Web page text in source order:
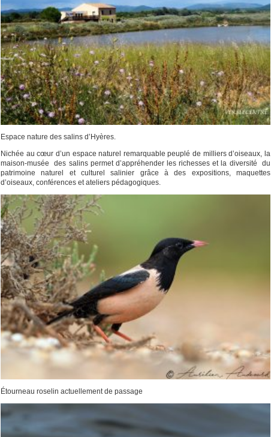
Espace nature des salins d’Hyères.
Nichée au cœur d’un espace naturel remarquable peuplé de milliers d’oiseaux, la
maison-musée des salins permet d’appréhender les richesses et la diversité du
patrimoine naturel et culturel salinier grâce à des expositions, maquettes
d’oiseaux, conférences et ateliers pédagogiques.
Étourneau roselin actuellement de passage